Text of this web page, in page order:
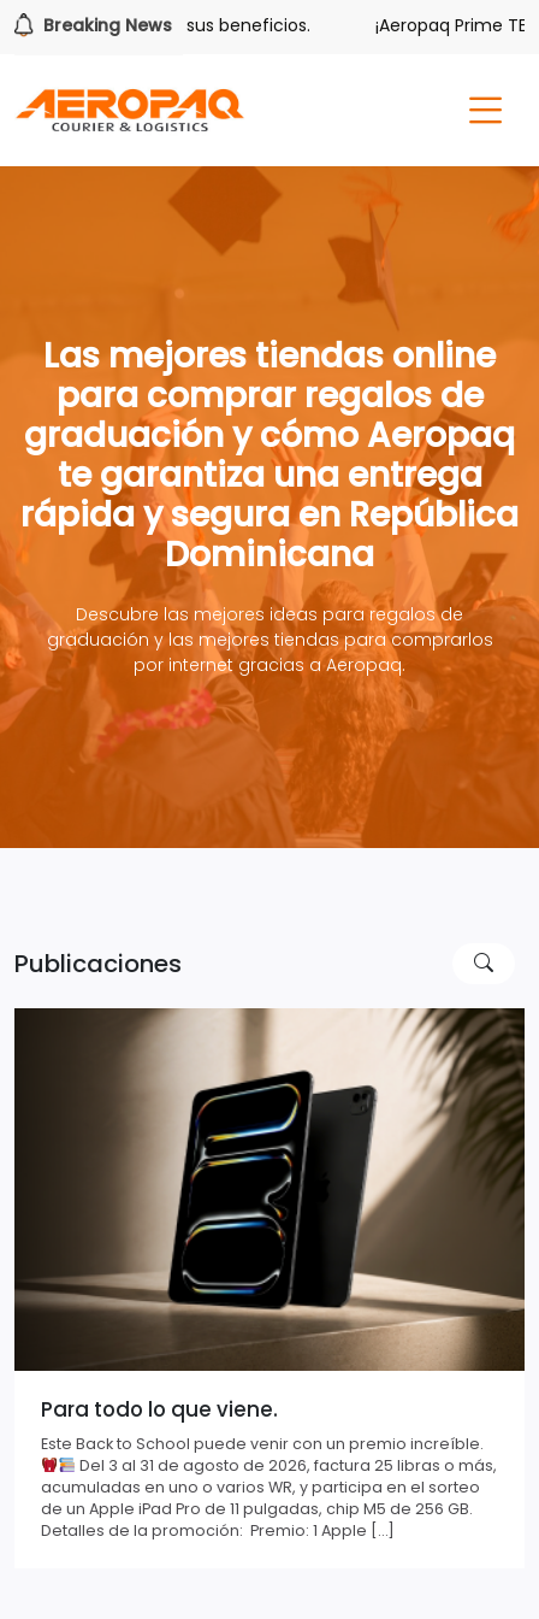
Breaking News
también tiene sus beneficios. ¡Aeropaq Prime TE DA
Las mejores tiendas online
para comprar regalos de
graduación y cómo Aeropaq
te garantiza una entrega
rápida y segura en República
Dominicana
Descubre las mejores ideas para regalos de
graduación y las mejores tiendas para comprarlos
por internet gracias a Aeropaq.
Publicaciones
Para todo lo que viene.
Este Back to School puede venir con un premio increíble.
Del 3 al 31 de agosto de 2026, factura 25 libras o más,
acumuladas en uno o varios WR, y participa en el sorteo
de un Apple iPad Pro de 11 pulgadas, chip M5 de 256 GB.
Detalles de la promoción: Premio: 1 Apple […]